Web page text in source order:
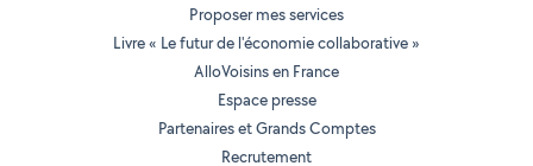
Proposer mes services
Livre « Le futur de l'économie collaborative »
AlloVoisins en France
Espace presse
Partenaires et Grands Comptes
Recrutement